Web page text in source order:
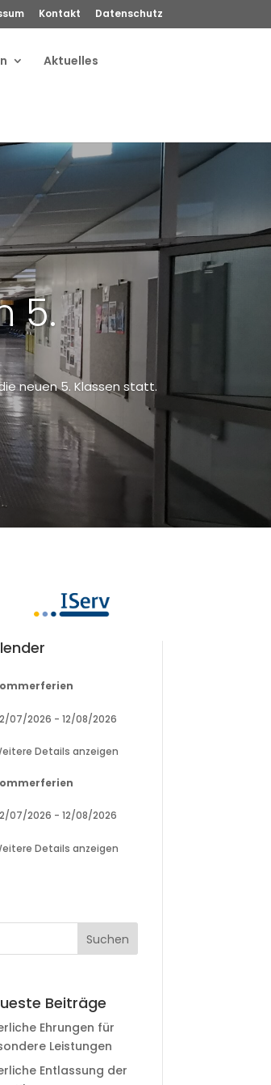
Kontakt Datenschutz
Aktuelles
5.
neuen 5. Klassen statt.
07/2026 -12/08/2026
Details anzeigen
07/2026 -12/08/2026
Details anzeigen
Beiträge
Ehrungen für
Leistungen
Entlassung der